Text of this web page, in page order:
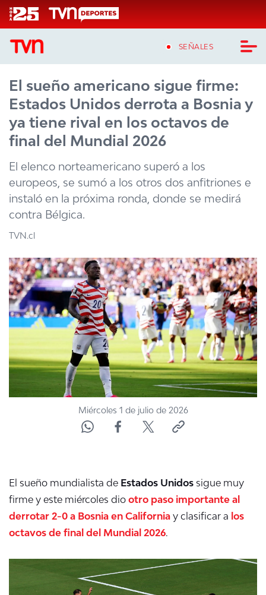
Click acá para ir directamente al contenido
SEÑALES
CASTING MASTERCHEF CHILE
CASTING TVN VERTICAL
TVN VERTICAL
TVN PLAY
PROGRAMAS
NTV
ACTUALIDAD Y TENDENCIAS
CORPORATIVO Y TRANSPARENCIA
CANAL DE DENUNCIAS
ÁREA DE PROYECTOS
El sueño americano sigue firme:
Estados Unidos derrota a Bosnia y
ya tiene rival en los octavos de
final del Mundial 2026
El elenco norteamericano superó a los
europeos, se sumó a los otros dos anfitriones e
instaló en la próxima ronda, donde se medirá
contra Bélgica.
TVN.cl
Miércoles 1 de julio de 2026
El sueño mundialista de Estados Unidos sigue muy
firme y este miércoles dio otro paso importante al
derrotar 2-0 a Bosnia en California y clasificar a los
octavos de final del Mundial 2026.